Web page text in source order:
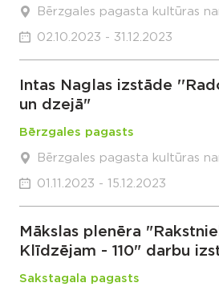
Bērzgales pagasta kultūras
02.10.2023 - 31.12.2023
Intas Naglas izstāde
un dzejā"
Bērzgales pagasts
Bērzgales pagasta kultūras
01.11.2023 - 15.12.2023
Mākslas plenēra
Klīdzējam - 110" darbu
Sakstagala pagasts